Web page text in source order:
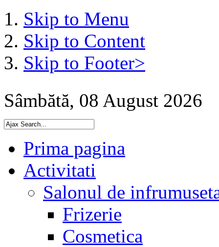
Skip to Menu
Skip to Content
Skip to Footer>
Sâmbătă, 08 August 2026
Prima pagina
Activitati
Salonul de
Frizerie
Cosmetica